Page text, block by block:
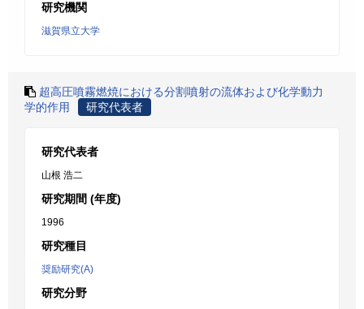
研究機関
滋賀県立大学
超高圧噴霧燃焼における分割噴射の流体および化学動力
学的作用
研究代表者
研究代表者
山根 浩二
研究期間 (年度)
1996
研究種目
奨励研究(A)
研究分野